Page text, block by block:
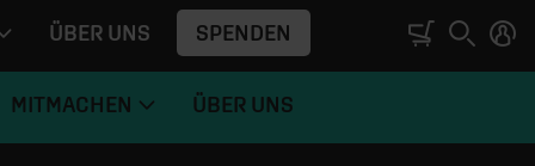
ÜBER UNS SPENDEN
MITMACHEN ÜBER UNS